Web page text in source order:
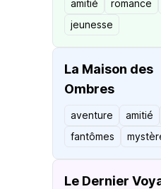
amitié romance
jeunesse
La Maison des
Ombres
aventure amitié
fantômes
Le Dernier